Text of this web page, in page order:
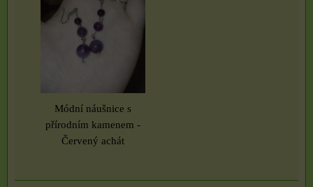
Módní náušnice s
přírodním kamenem -
Červený achát